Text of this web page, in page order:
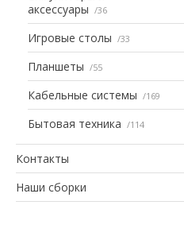
аксессуары
36
Игровые столы 33
Планшеты 55
Кабельные системы 169
Бытовая техника 114
Контакты
Наши сборки